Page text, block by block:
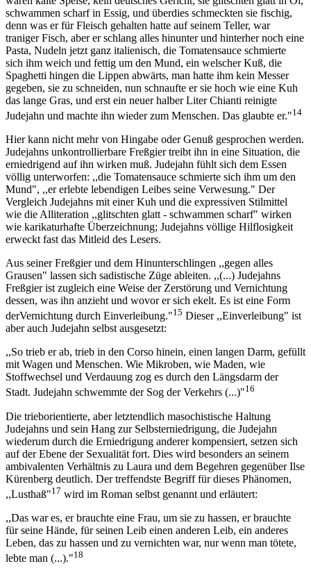
schwammen scharf in Essig, und überdies schmeckten sie fischig,
denn was er für Fleisch gehalten hatte auf seinem Teller, war
traniger Fisch, aber er schlang alles hinunter und hinterher noch eine
Pasta, Nudeln jetzt ganz italienisch, die Tomatensauce schmierte
sich ihm weich und fettig um den Mund, ein welscher Kuß, die
Spaghetti hingen die Lippen abwärts, man hatte ihm kein Messer
gegeben, sie zu schneiden, nun schnaufte er sie hoch wie eine Kuh
das lange Gras, und erst ein neuer halber Liter Chianti reinigte
Judejahn und machte ihn wieder zum Menschen. Das glaubte er."14
Hier kann nicht mehr von Hingabe oder Genuß gesprochen werden.
Judejahns unkontrollierbare Freßgier treibt ihn in eine Situation, die
erniedrigend auf ihn wirken muß. Judejahn fühlt sich dem Essen
völlig unterworfen: ,,die Tomatensauce schmierte sich ihm um den
Mund", ,,er erlebte lebendigen Leibes seine Verwesung." Der
Vergleich Judejahns mit einer Kuh und die expressiven Stilmittel
wie die Alliteration ,,glitschten glatt - schwammen scharf" wirken
wie karikaturhafte Überzeichnung; Judejahns völlige Hilflosigkeit
erweckt fast das Mitleid des Lesers.
Aus seiner Freßgier und dem Hinunterschlingen ,,gegen alles
Grausen" lassen sich sadistische Züge ableiten. ,,(...) Judejahns
Freßgier ist zugleich eine Weise der Zerstörung und Vernichtung
dessen, was ihn anzieht und wovor er sich ekelt. Es ist eine Form
derVernichtung durch Einverleibung."15 Dieser ,,Einverleibung" ist
aber auch Judejahn selbst ausgesetzt:
,,So trieb er ab, trieb in den Corso hinein, einen langen Darm, gefüllt
mit Wagen und Menschen. Wie Mikroben, wie Maden, wie
Stoffwechsel und Verdauung zog es durch den Längsdarm der
Stadt. Judejahn schwemmte der Sog der Verkehrs (...)"16
Die trieborientierte, aber letztendlich masochistische Haltung
Judejahns und sein Hang zur Selbsterniedrigung, die Judejahn
wiederum durch die Erniedrigung anderer kompensiert, setzen sich
auf der Ebene der Sexualität fort. Dies wird besonders an seinem
ambivalenten Verhältnis zu Laura und dem Begehren gegenüber Ilse
Kürenberg deutlich. Der treffendste Begriff für dieses Phänomen,
,,Lusthaß"17 wird im Roman selbst genannt und erläutert:
,,Das war es, er brauchte eine Frau, um sie zu hassen, er brauchte
für seine Hände, für seinen Leib einen anderen Leib, ein anderes
Leben, das zu hassen und zu vernichten war, nur wenn man tötete,
lebte man (...)."18